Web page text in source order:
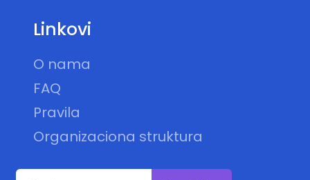
Linkovi
O nama
FAQ
Pravila
Organizaciona struktura